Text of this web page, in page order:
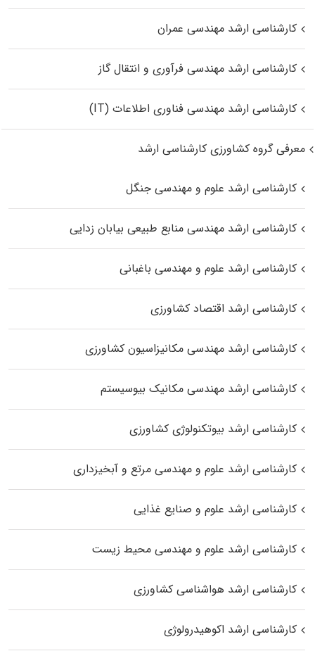
کارشناسی ارشد مهندسی عمران
کارشناسی ارشد مهندسی فرآوری و انتقال گاز
کارشناسی ارشد مهندسی فناوری اطلاعات (IT)
معرفی گروه کشاورزی کارشناسی ارشد
کارشناسی ارشد علوم و مهندسی جنگل
کارشناسی ارشد مهندسی منابع طبیعی بیابان زدایی
کارشناسی ارشد علوم و مهندسی باغبانی
کارشناسی ارشد اقتصاد کشاورزی
کارشناسی ارشد مهندسی مکانیزاسیون کشاورزی
کارشناسی ارشد مهندسی مکانیک بیوسیستم
کارشناسی ارشد بیوتکنولوژی کشاورزی
کارشناسی ارشد علوم و مهندسی مرتع و آبخیزداری
کارشناسی ارشد علوم و صنایع غذایی
کارشناسی ارشد علوم و مهندسی محیط زیست
کارشناسی ارشد هواشناسی کشاورزی
کارشناسی ارشد اکوهیدرولوژی